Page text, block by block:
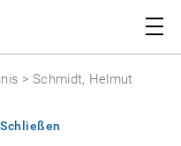
> Schmidt, Helmut
Schließen